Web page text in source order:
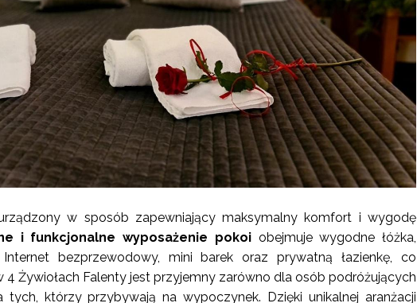
w sposób zapewniający maksymalny komfort i wygodę
i funkcjonalne wyposażenie pokoi obejmuje wygodne łóżka,
bezprzewodowy, mini barek oraz prywatną łazienkę, co
4 Żywiołach Falenty jest przyjemny zarówno dla osób podróżujących
tych, którzy przybywają na wypoczynek. Dzięki unikalnej aranżacji